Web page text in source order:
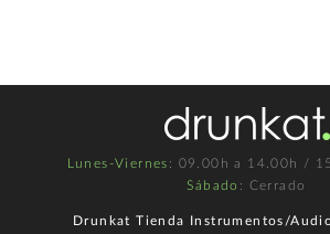
Lunes-Viernes : 09.00h a 14.00h /
Sábado : Cerrado
Drunkat Tienda Instrumentos/